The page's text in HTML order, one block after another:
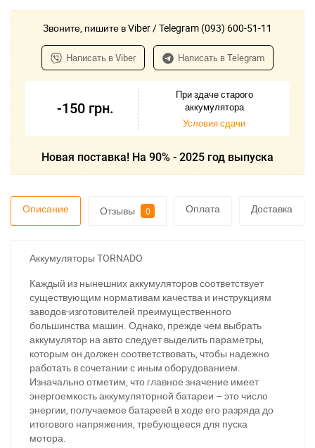
Звоните, пишите в Viber / Telegram (093) 600-51-11
Написать в Viber Написать в Telegram
-150 грн.
При здаче старого
аккумулятора
Условия сдачи
Новая поставка! На 90% - 2025 год выпуска
Описание Отзывы 0 Оплата Доставка
Аккумуляторы TORNADO
Каждый из нынешних аккумуляторов соответствует
существующим нормативам качества и инструкциям
заводов-изготовителей преимущественного
большинства машин. Однако, прежде чем выбрать
аккумулятор на авто следует выделить параметры,
которым он должен соответствовать, чтобы надежно
работать в сочетании с иным оборудованием.
Изначально отметим, что главное значение имеет
энергоемкость аккумуляторной батареи – это число
энергии, получаемое батареей в ходе его разряда до
итогового напряжения, требующееся для пуска
мотора.